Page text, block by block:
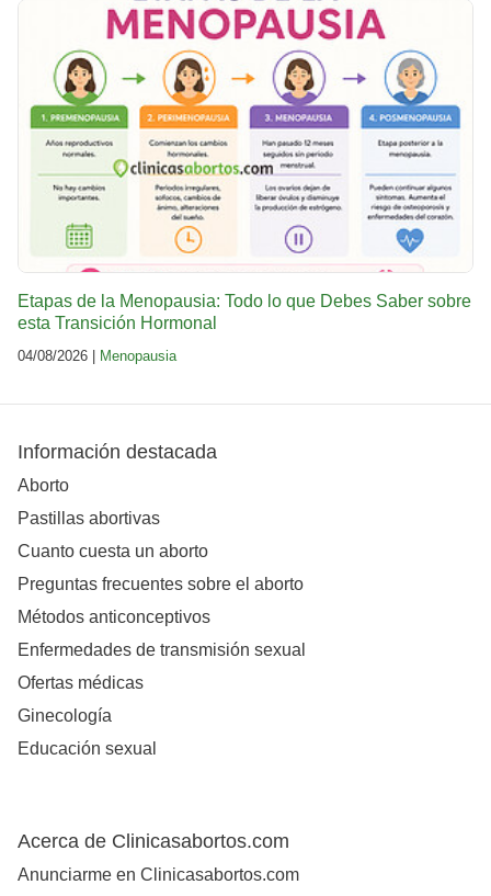
Etapas de la Menopausia: Todo lo que Debes Saber sobre
esta Transición Hormonal
04/08/2026 | Menopausia
Información destacada
Aborto
Pastillas abortivas
Cuanto cuesta un aborto
Preguntas frecuentes sobre el aborto
Métodos anticonceptivos
Enfermedades de transmisión sexual
Ofertas médicas
Ginecología
Educación sexual
Acerca de Clinicasabortos.com
Anunciarme en Clinicasabortos.com